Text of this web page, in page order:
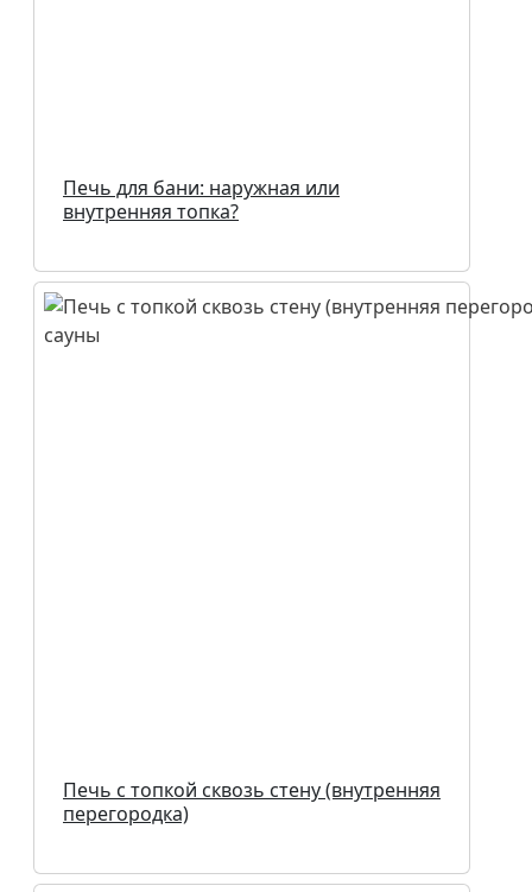
Печь для бани: наружная или
внутренняя топка?
Печь с топкой сквозь стену (внутренняя
перегородка)